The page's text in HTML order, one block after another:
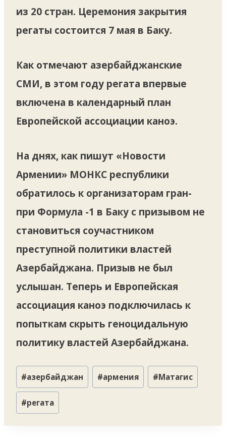
из 20 стран. Церемония закрытия
регаты состоится 7 мая в Баку.
Как отмечают азербайджанские
СМИ, в этом году регата впервые
включена в календарный план
Европейской ассоциации каноэ.
На днях, как пишут «Новости
Армении» МОНКС республики
обратилось к организаторам гран-
при Формула -1 в Баку с призывом не
становиться соучастником
преступной политики властей
Азербайджана. Призыв не был
услышан. Теперь и Европейская
ассоциация каноэ подключилась к
попыткам скрыть геноцидальную
политику властей Азербайджана.
Метки
записи:
#азербайджан #армения #Матагис
#регата